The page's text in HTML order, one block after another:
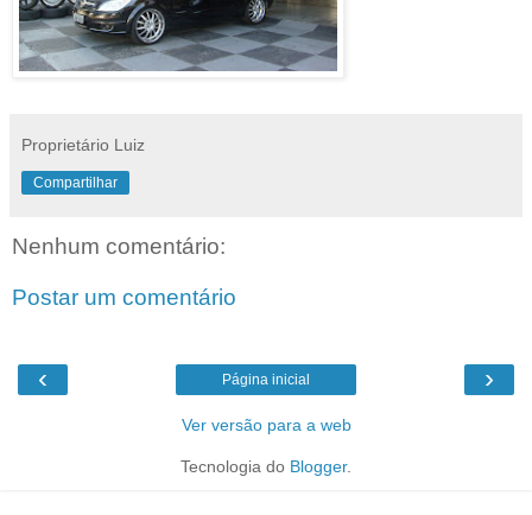
Proprietário Luiz
Compartilhar
Nenhum comentário:
Postar um comentário
‹ ›
Página inicial
Ver versão para a web
Tecnologia do Blogger.